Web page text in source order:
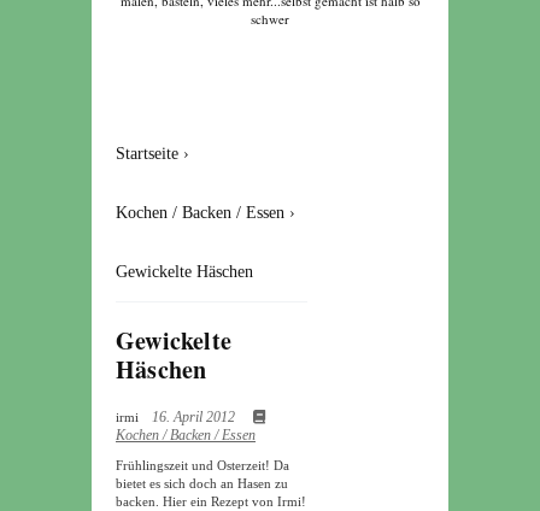
schwer
Startseite ›
Kochen / Backen / Essen ›
Gewickelte Häschen
Gewickelte
Häschen
irmi
16. April 2012
Kochen / Backen / Essen
Frühlingszeit und Osterzeit! Da
bietet es sich doch an Hasen zu
backen. Hier ein Rezept von Irmi!